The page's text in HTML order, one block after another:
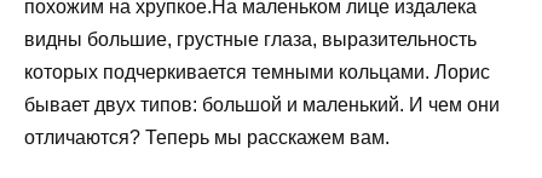
похожим на хрупкое.На маленьком лице издалека
видны большие, грустные глаза, выразительность
которых подчеркивается темными кольцами. Лорис
бывает двух типов: большой и маленький. И чем они
отличаются? Теперь мы расскажем вам.